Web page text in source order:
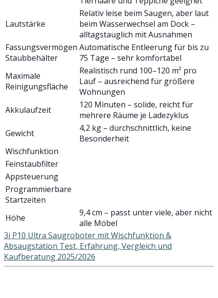
Lautstärke
Relativ leise beim Saugen, aber laut
beim Wasserwechsel am Dock –
alltagstauglich mit Ausnahmen
Fassungsvermögen
Staubbehälter
Automatische Entleerung für bis zu
75 Tage – sehr komfortabel
Maximale
Reinigungsfläche
Realistisch rund 100–120 m² pro
Lauf – ausreichend für größere
Wohnungen
Akkulaufzeit
120 Minuten – solide, reicht für
mehrere Räume je Ladezyklus
Gewicht
4,2 kg – durchschnittlich, keine
Besonderheit
Wischfunktion
Feinstaubfilter
Appsteuerung
Programmierbare
Startzeiten
Höhe
9,4 cm – passt unter viele, aber nicht
alle Möbel
3i P10 Ultra Saugroboter mit Wischfunktion &
Absaugstation Test, Erfahrung, Vergleich und
Kaufberatung 2025/2026